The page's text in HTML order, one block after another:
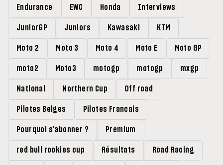
Endurance EWC Honda Interviews
JuniorGP Juniors Kawasaki KTM
Moto 2 Moto 3 Moto 4 Moto E Moto GP
moto2 Moto3 motogp motogp mxgp
National Northern Cup Off road
Pilotes Belges Pilotes Francais
Pourquoi s'abonner ? Premium
red bull rookies cup Résultats Road Racing